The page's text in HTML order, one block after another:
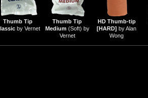
Thumb Tip
by Vernet
Thumb Tip
Medium (Soft) by
Vernet
HD Thumb-tip
[HARD] by Alan
Wong